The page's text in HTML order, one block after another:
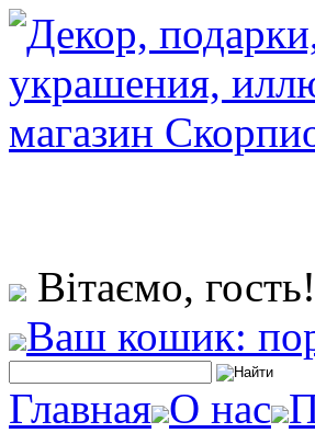
Вітаємо, гость!
Ваш кошик:
Главная О нас